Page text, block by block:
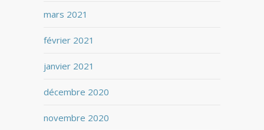
mars 2021
février 2021
janvier 2021
décembre 2020
novembre 2020